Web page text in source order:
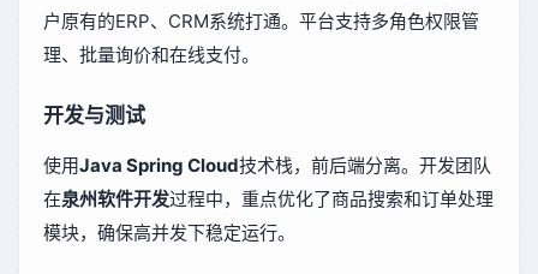
户原有的ERP、CRM系统打通。平台支持多角色权限管
理、批量询价和在线支付。
开发与测试
使用Java Spring Cloud技术栈，前后端分离。开发团队
在泉州软件开发过程中，重点优化了商品搜索和订单处理
模块，确保高并发下稳定运行。